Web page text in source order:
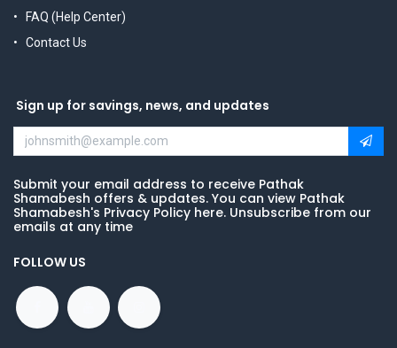
FAQ (Help Center)
Contact Us
Sign up for savings, news, and updates
Submit your email address to receive Pathak
Shamabesh offers & updates. You can view Pathak
Shamabesh's Privacy Policy here. Unsubscribe from our
emails at any time
FOLLOW US